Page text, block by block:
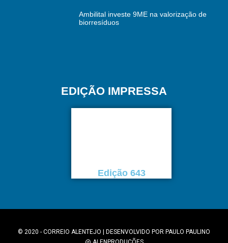
Ambilital investe 9ME na valorização de
biorresíduos
EDIÇÃO IMPRESSA
Edição 643
© 2020 - CORREIO ALENTEJO | DESENVOLVIDO POR PAULO PAULINO